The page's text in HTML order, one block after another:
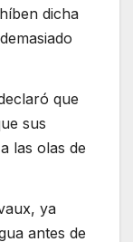
dicha
que
sus
las olas de
ya
antes de